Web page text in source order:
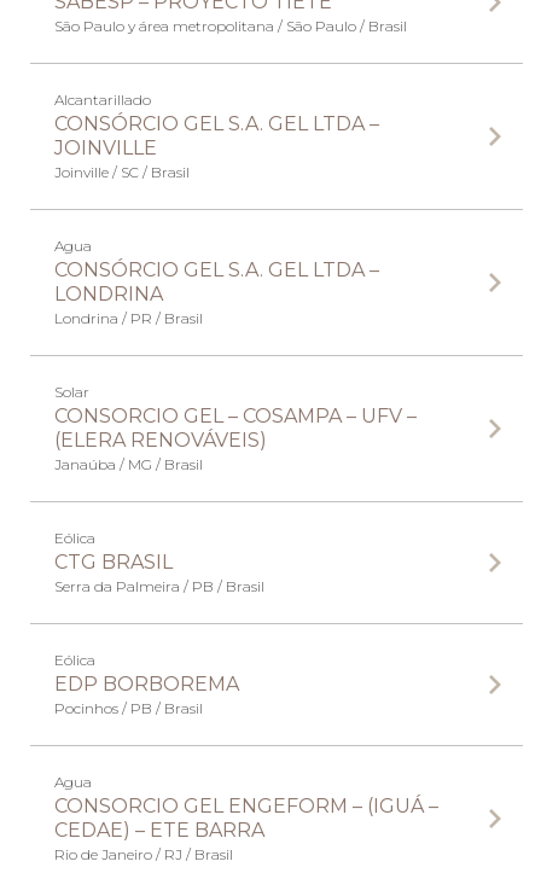
São Paulo y área metropolitana / São Paulo / Brasil
Alcantarillado
CONSÓRCIO GEL S.A. GEL LTDA –
JOINVILLE
Joinville / SC / Brasil
Agua
CONSÓRCIO GEL S.A. GEL LTDA –
LONDRINA
Londrina / PR / Brasil
Solar
CONSORCIO GEL – COSAMPA – UFV –
(ELERA RENOVÁVEIS)
Janaúba / MG / Brasil
Eólica
CTG BRASIL
Serra da Palmeira / PB / Brasil
Eólica
EDP BORBOREMA
Pocinhos / PB / Brasil
Agua
CONSORCIO GEL ENGEFORM – (IGUÁ –
CEDAE) – ETE BARRA
Rio de Janeiro / RJ / Brasil